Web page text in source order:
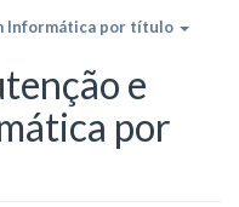
Informática por título
e
por